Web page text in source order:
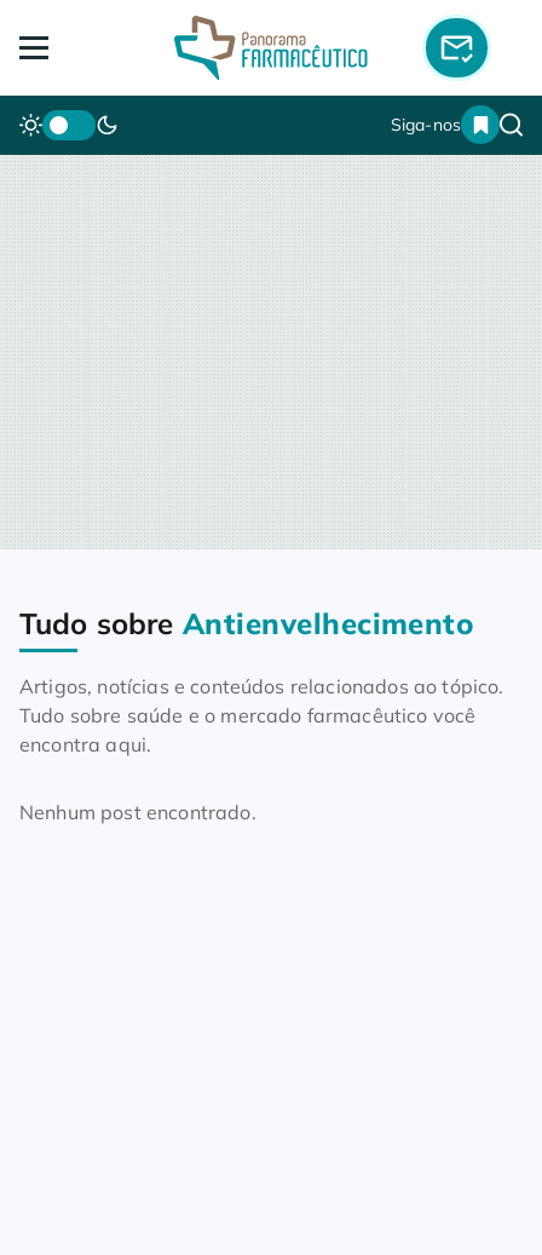
Siga-nos
Home Blog Tudo sobre Antienvelhecimento
Tudo sobre Antienvelhecimento
Artigos, notícias e conteúdos relacionados ao tópico.
Tudo sobre saúde e o mercado farmacêutico você
encontra aqui.
Nenhum post encontrado.